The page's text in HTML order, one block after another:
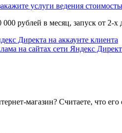
услуги ведения
рублей в месяц, запуск от 2-х
Директа на аккаунте клиента
на сайтах сети Яндекс Директ
магазин? Считаете, что